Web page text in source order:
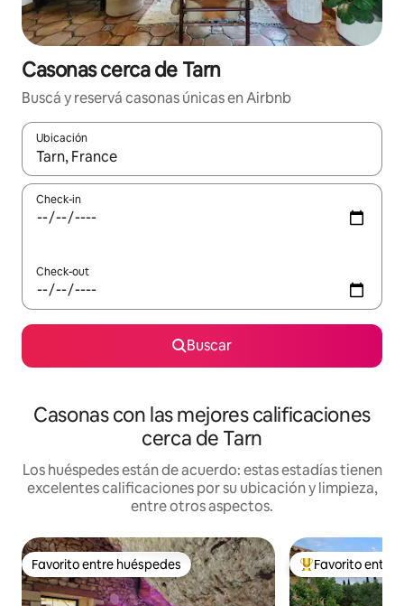
Casonas cerca de Tarn
Buscá y reservá casonas únicas en Airbnb
Ubicación
Cuando los resultados estén disponibles, navegá con las
Check-in
Check-out
Buscar
Casonas con las mejores calificaciones
cerca de Tarn
Los huéspedes están de acuerdo: estas estadías tienen
excelentes calificaciones por su ubicación y limpieza,
entre otros aspectos.
Favorito entre huéspedes
Favorito entre huéspedes Favorito entre
Favorito entre